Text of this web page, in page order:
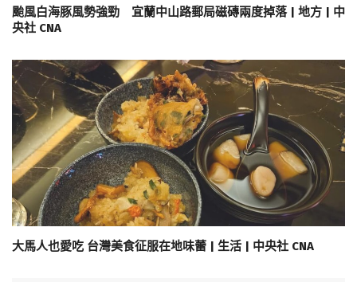
颱風白海豚風勢強勁 宜蘭中山路郵局磁磚兩度掉落 | 地方 | 中
央社 CNA
大馬人也愛吃 台灣美食征服在地味蕾 | 生活 | 中央社 CNA